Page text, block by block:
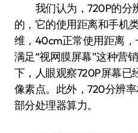
我们认为，720P的分
的，它的使用距离和手机
维，40cm正常使用距离
满足“视网膜屏幕”这种营
下，人眼观察720P屏幕已
像素点。此外，720分辨
部分处理器算力。